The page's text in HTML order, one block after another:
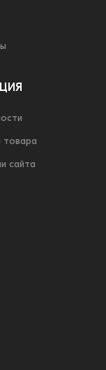
товара
сайта